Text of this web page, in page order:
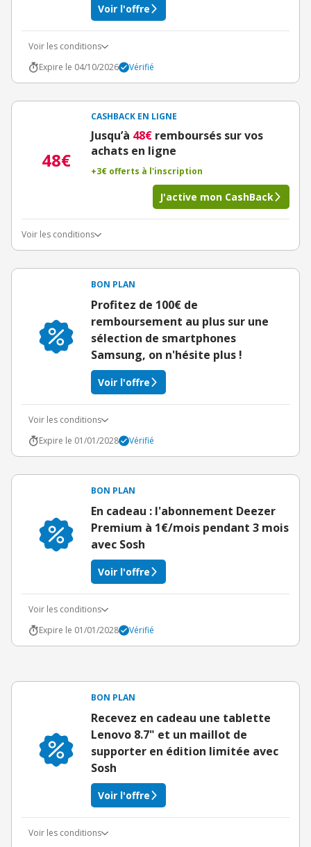
Voir l'offre
Voir les conditions
Expire le 04/10/2026
Vérifié
48€
CASHBACK EN LIGNE
Jusqu’à 48€ remboursés sur vos
achats en ligne
+3€ offerts à l'inscription
J'active mon CashBack
Voir les conditions
BON PLAN
Profitez de 100€ de
remboursement au plus sur une
sélection de smartphones
Samsung, on n'hésite plus !
Voir l'offre
Voir les conditions
Expire le 01/01/2028
Vérifié
BON PLAN
En cadeau : l'abonnement Deezer
Premium à 1€/mois pendant 3 mois
avec Sosh
Voir l'offre
Voir les conditions
Expire le 01/01/2028
Vérifié
BON PLAN
Recevez en cadeau une tablette
Lenovo 8.7" et un maillot de
supporter en édition limitée avec
Sosh
Voir l'offre
Voir les conditions